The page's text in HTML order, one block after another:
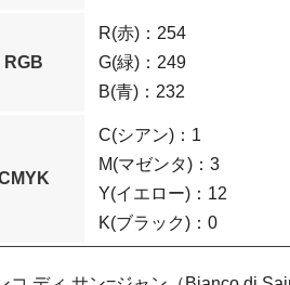
RGB
R(赤)：254
G(緑)：249
B(青)：232
C(シアン)：1
M(マゼンタ)：3
Y(イエロー)：12
K(ブラック)：0